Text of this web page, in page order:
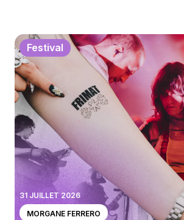
Festival
31 JUILLET 2026
MORGANE FERRERO